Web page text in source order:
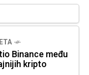
Binance među
kripto